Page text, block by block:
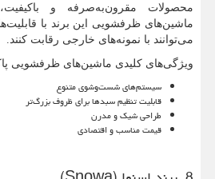
محصولات مقرون‌به‌صرفه و
ماشین‌های ظرفشویی این برند با
می‌توانند با نمونه‌های خارجی رقابت کنند.
ویژگی‌های کلیدی ماشین‌های ظرفشویی
سیستم‌های شست‌وشوی متنوع
قابلیت تنظیم سبدها برای ظروف بزرگ‌تر
طراحی شیک و مدرن
قیمت مناسب و اقتصادی